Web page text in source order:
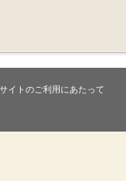
サイトのご利用にあたって